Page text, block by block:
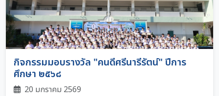
กิจกรรมมอบรางวัล "คนดีศรีนารีรัตน์" ปีการ
ศึกษา ๒๕๖๘
20 มกราคม 2569